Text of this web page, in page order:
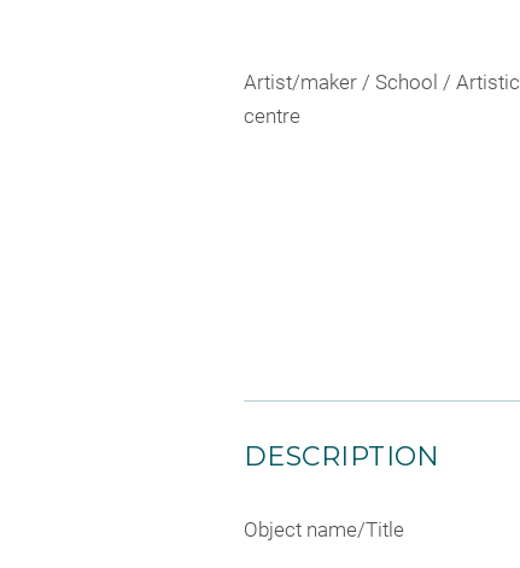
Artist/maker / School / Artistic
centre
DESCRIPTION
Object name/Title